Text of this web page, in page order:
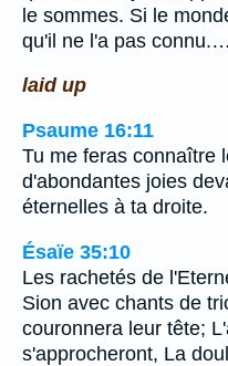
le sommes. Si le
qu'il ne l'a pas connu.…
laid up
Psaume 16:11
Tu me feras connaître
d'abondantes joies
éternelles à ta droite.
Ésaïe 35:10
Les rachetés de
Sion avec chants de
couronnera leur tête;
s'approcheront, La